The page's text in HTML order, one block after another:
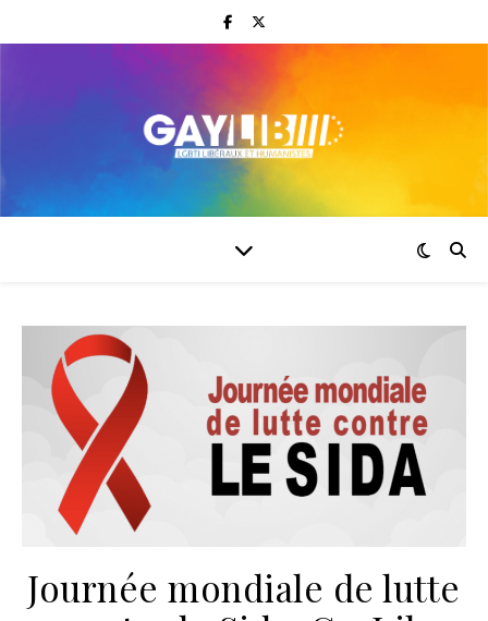
Journée mondiale de lutte